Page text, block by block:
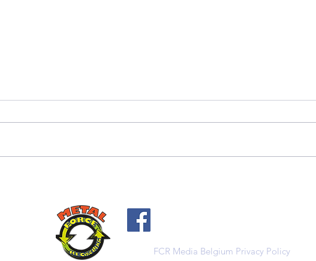
© 2026FCR Media Belgium Privacy Policy